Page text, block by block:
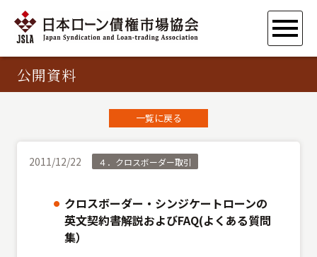
公開資料
一覧に戻る
2011/12/22 ４．クロスボーダー取引
クロスボーダー・シンジケートローンの
英文契約書解説およびFAQ(よくある質問
集）